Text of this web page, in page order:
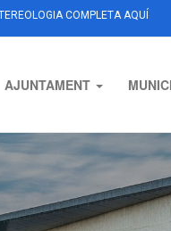
COMPLETA AQUÍ
AJUNTAMENT